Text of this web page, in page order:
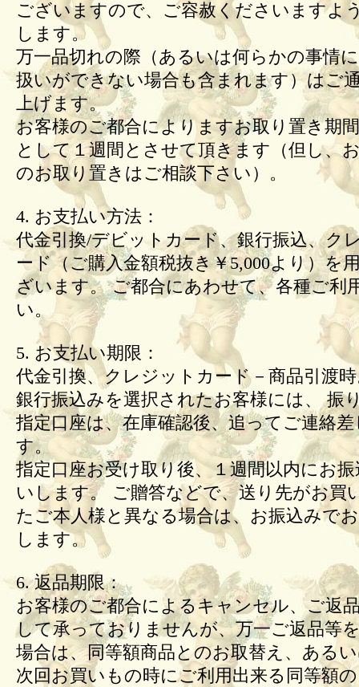
ございますので、ご容赦くださいますよ
します。
万一品切れの際（あるいは何らかの事情
扱いができない場合も含まれます）はご
上げます。
お客様のご都合によりますお取り置き期
として１週間とさせて頂きます（但し、
のお取り置きはご相談下さい）。
4. お支払い方法：
代金引換/デビットカード、銀行振込、ク
ード（ご購入金額税抜き￥5,000より）を
ざいます。 ご都合にあわせて、各種ご利
い。
5. お支払い期限：
代金引換、クレジットカード－商品引渡
銀行振込みを選択されたお客様には、 振
指定口座は、在庫確認後、追ってご連絡
す。
指定口座お受け取り後、１週間以内にお
いします。 ご贈答などで、送り先がお買
たご本人様と異なる場合は、お振込みで
します。
6. 返品期限：
お客様のご都合によるキャンセル、ご返
して承っておりませんが、万一ご返品等
場合は、同等額商品とのお取替え、ある
次回お買いもの時にご利用出来る同等額